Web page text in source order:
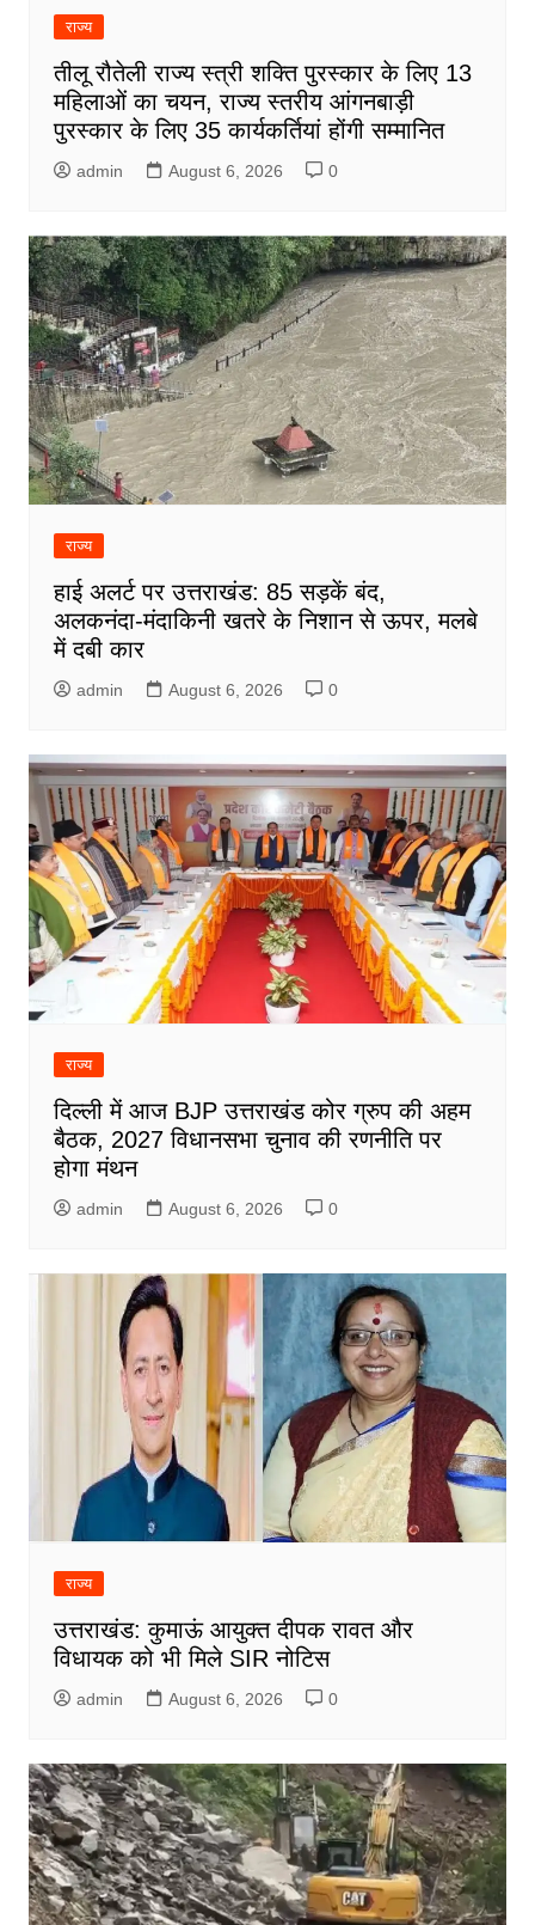
राज्य
तीलू रौतेली राज्य स्त्री शक्ति पुरस्कार के लिए 13
महिलाओं का चयन, राज्य स्तरीय आंगनबाड़ी
पुरस्कार के लिए 35 कार्यकर्तियां होंगी सम्मानित
admin August 6, 2026 0
राज्य
हाई अलर्ट पर उत्तराखंड: 85 सड़कें बंद,
अलकनंदा-मंदाकिनी खतरे के निशान से ऊपर, मलबे
में दबी कार
admin August 6, 2026 0
राज्य
दिल्ली में आज BJP उत्तराखंड कोर ग्रुप की अहम
बैठक, 2027 विधानसभा चुनाव की रणनीति पर
होगा मंथन
admin August 6, 2026 0
राज्य
उत्तराखंड: कुमाऊं आयुक्त दीपक रावत और
विधायक को भी मिले SIR नोटिस
admin August 6, 2026 0